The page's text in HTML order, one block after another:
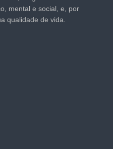
mental e social, e, por
qualidade de vida.